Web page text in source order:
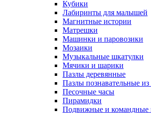
Кубики
Лабиринты для малышей
Магнитные истории
Матрешки
Машинки и паровозики
Мозаики
Музыкальные шкатулки
Мячики и шарики
Пазлы деревянные
Пазлы познавательные
Песочные часы
Пирамидки
Подвижные и командные